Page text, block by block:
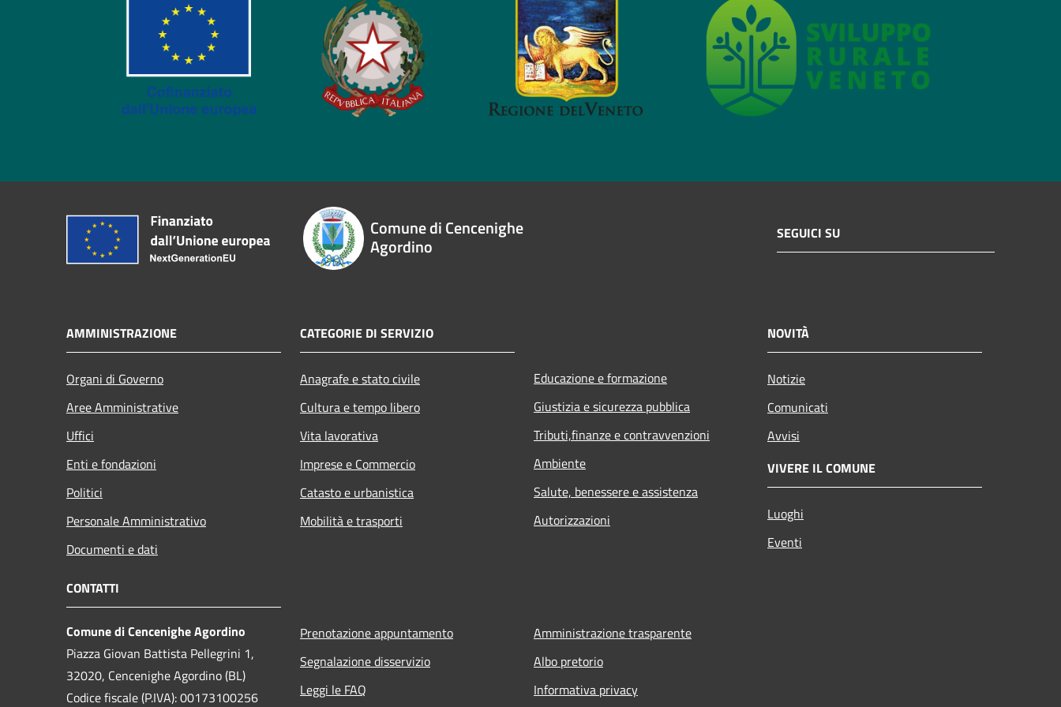
Comune di Cencenighe
Agordino
SEGUICI SU
AMMINISTRAZIONE
Organi di Governo
Aree Amministrative
Uffici
Enti e fondazioni
Politici
Personale Amministrativo
Documenti e dati
CATEGORIE DI SERVIZIO
Anagrafe e stato civile
Cultura e tempo libero
Vita lavorativa
Imprese e Commercio
Catasto e urbanistica
Mobilità e trasporti
Educazione e formazione
Giustizia e sicurezza pubblica
Tributi,finanze e contravvenzioni
Ambiente
Salute, benessere e assistenza
Autorizzazioni
NOVITÀ
Notizie
Comunicati
Avvisi
VIVERE IL COMUNE
Luoghi
Eventi
CONTATTI
Comune di Cencenighe Agordino
Piazza Giovan Battista Pellegrini 1,
32020, Cencenighe Agordino (BL)
Codice fiscale (P.IVA): 00173100256
Prenotazione appuntamento
Segnalazione disservizio
Leggi le FAQ
Amministrazione trasparente
Albo pretorio
Informativa privacy